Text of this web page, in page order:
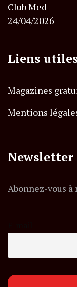
Club Med
24/04/2026
Liens
Magazines
Mentions
Newsletter
Abonnez-vous